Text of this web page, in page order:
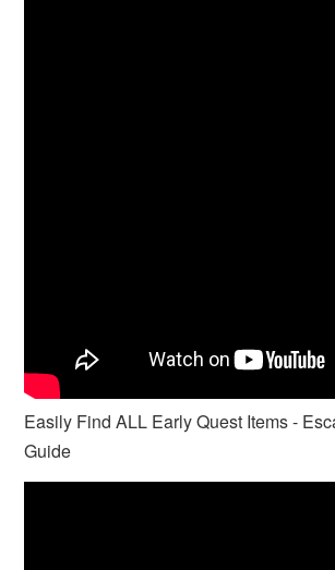
Easily Find ALL Early Quest Items -
Guide